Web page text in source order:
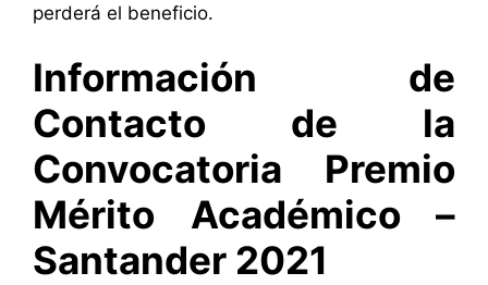
perderá el beneficio.
Información de
Contacto de la
Convocatoria Premio
Mérito Académico –
Santander 2021